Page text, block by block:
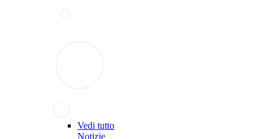
Vedi tutto
Notizie